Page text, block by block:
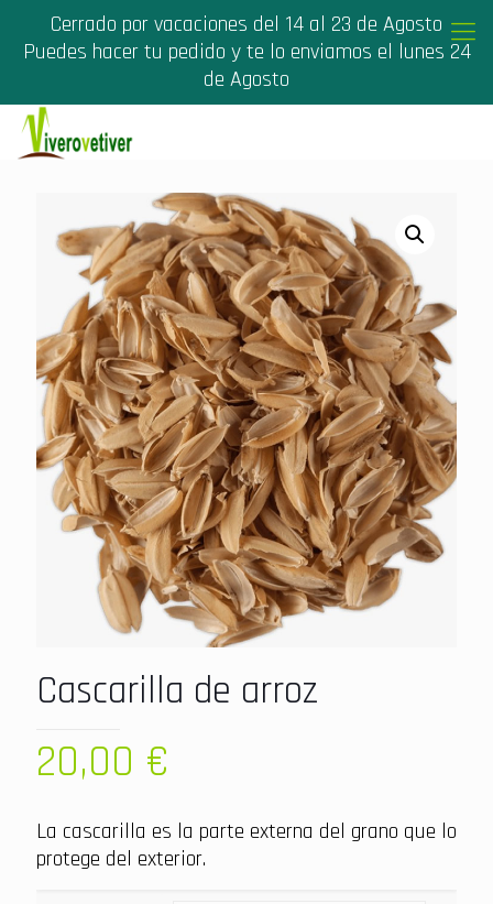
Cerrado por vacaciones del 14 al 23 de Agosto
Puedes hacer tu pedido y te lo enviamos el lunes 24
de Agosto
Cascarilla de arroz
20,00 €
La cascarilla es la parte externa del grano que lo
protege del exterior.